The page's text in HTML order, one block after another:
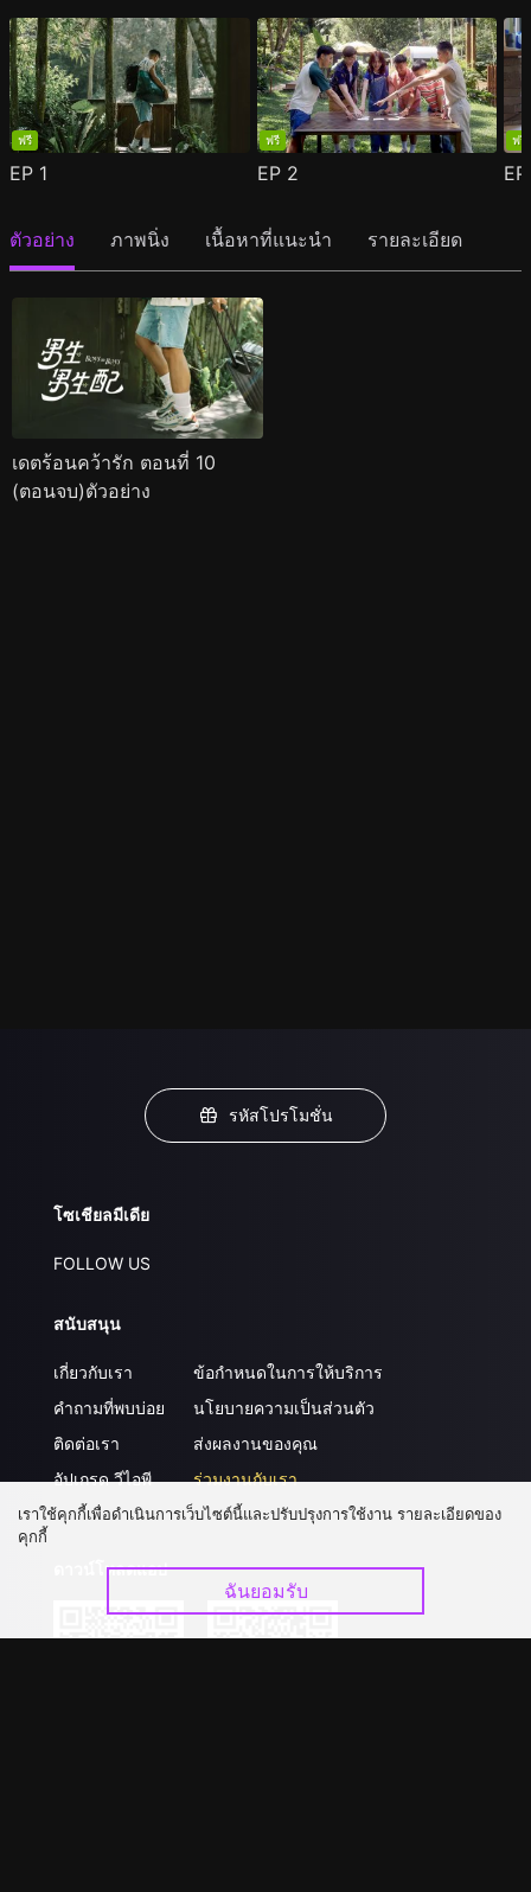
ฟรี
EP 1
ฟรี
EP 2
ฟรี
ตัวอย่าง ภาพนิ่ง เนื้อหาที่แนะนำ รายละเอียด
เดตร้อนคว้ารัก ตอนที่ 10
(ตอนจบ)ตัวอย่าง
รหัสโปรโมชั่น
โซเชียลมีเดีย
FOLLOW US
สนับสนุน
เกี่ยวกับเรา
คำถามที่พบบ่อย
ติดต่อเรา
อัปเกรด วีไอพี
ข้อกำหนดในการให้บริการ
นโยบายความเป็นส่วนตัว
ส่งผลงานของคุณ
ร่วมงานกับเรา
ดาวน์โหลดแอป
เราใช้คุกกี้เพื่อดำเนินการเว็บไซต์นี้และปรับปรุงการใช้งาน รายละเอียดของ
คุกกี้
ฉันยอมรับ